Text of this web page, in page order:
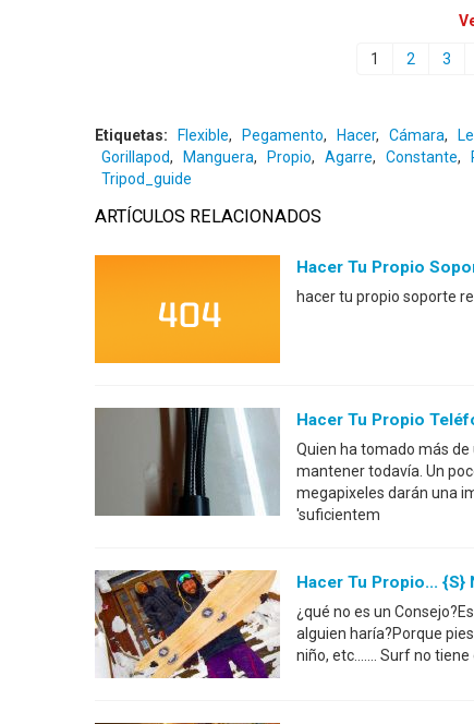
1 2 3
Etiquetas: Flexible, Pegamento, Hacer, Cámara,
Gorillapod, Manguera, Propio, Agarre, Constante,
Tripod_guide
ARTÍCULOS RELACIONADOS
Hacer Tu Propio
hacer tu propio soporte
Hacer Tu Propio
Quien ha tomado más
mantener todavía. Un
megapixeles darán una
'suficientem
Hacer Tu Propio... {s}
¿qué no es un
alguien haría?Porque
niño, etc....... Surf no